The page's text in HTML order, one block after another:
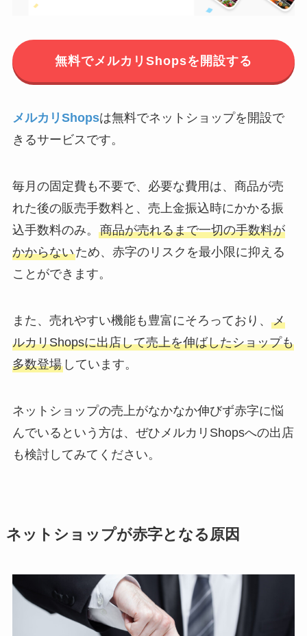
無料でメルカリShopsを開設する
メルカリShopsは無料でネットショップを開設で
きるサービスです。
毎月の固定費も不要で、必要な費用は、商品が売
れた後の販売手数料と、売上金振込時にかかる振
込手数料のみ。 商品が売れるまで一切の手数料が
かからないため、赤字のリスクを最小限に抑える
ことができます。
また、売れやすい機能も豊富にそろっており、 メ
ルカリShopsに出店して売上を伸ばしたショップも
多数登場しています。
ネットショップの売上がなかなか伸びず赤字に悩
んでいるという方は、ぜひメルカリShopsへの出店
も検討してみてください。
ネットショップが赤字となる原因